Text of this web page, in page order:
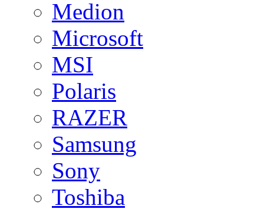
Medion
Microsoft
MSI
Polaris
RAZER
Samsung
Sony
Toshiba